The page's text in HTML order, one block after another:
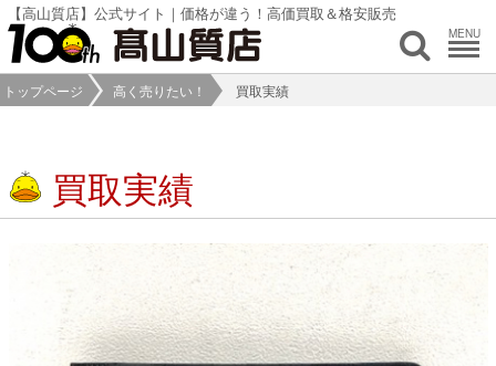
【高山質店】公式サイト｜価格が違う！高価買取＆格安販売
MENU
トップページ 高く売りたい！ 買取実績
買取実績